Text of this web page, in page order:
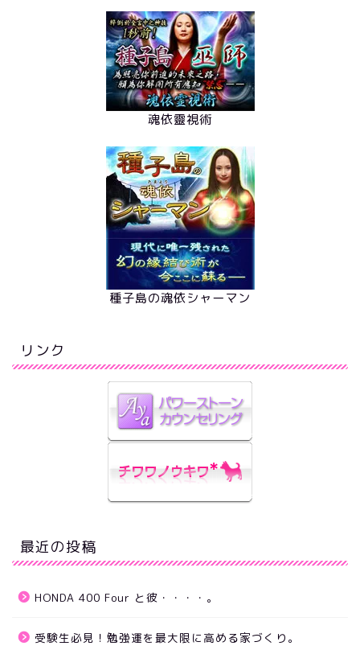
魂依靈視術
種子島の魂依シャーマン
リンク
最近の投稿
HONDA 400 Four と彼・・・・。
受験生必見！勉強運を最大限に高める家づくり。